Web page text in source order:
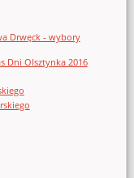
Drwęck - wybory
Dni Olsztynka 2016